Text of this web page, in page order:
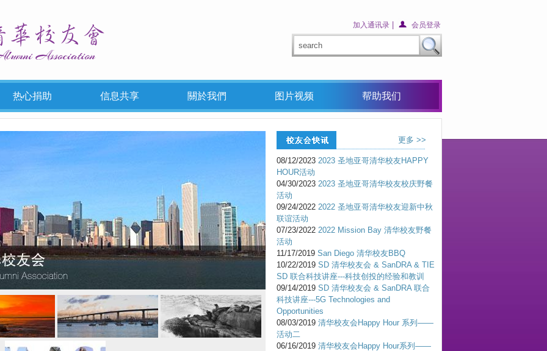
加入通讯录 会员登录
热心捐助 信息共享 關於我們 图片视频 帮助我们
更多 >>
08/12/2023 2023 圣地亚哥清华校友HAPPY
HOUR活动
04/30/2023 2023 圣地亚哥清华校友校庆野餐
活动
09/24/2022 2022 圣地亚哥清华校友迎新中秋
联谊活动
07/23/2022 2022 Mission Bay 清华校友野餐
活动
11/17/2019 San Diego 清华校友BBQ
10/22/2019 SD 清华校友会 & SanDRA & TIE
SD 联合科技讲座---科技创投的经验和教训
09/14/2019 SD 清华校友会 & SanDRA 联合
科技讲座---5G Technologies and
Opportunities
08/03/2019 清华校友会Happy Hour 系列——
活动二
06/16/2019 清华校友会Happy Hour系列——